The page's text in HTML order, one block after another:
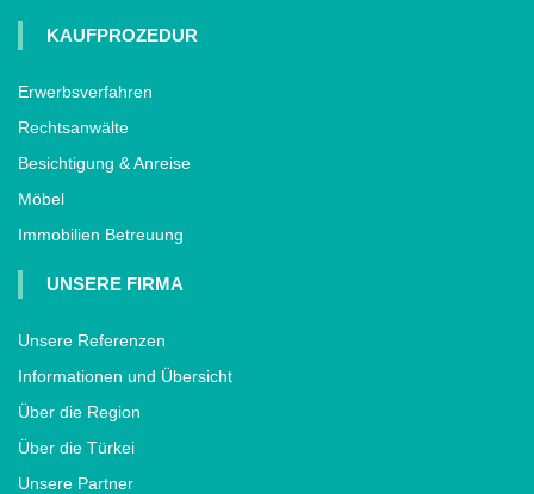
KAUFPROZEDUR
Erwerbsverfahren
Rechtsanwälte
Besichtigung & Anreise
Möbel
Immobilien Betreuung
UNSERE FIRMA
Unsere Referenzen
Informationen und Übersicht
Über die Region
Über die Türkei
Unsere Partner